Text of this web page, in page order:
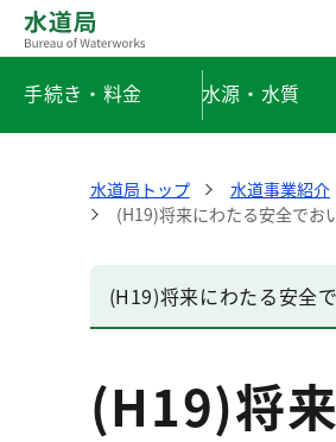
手続き・料金 水源・水質
水道局トップ
水道事業紹介
(H19)将来にわたる安全でお
(H19)将来にわたる安全
(H19)将